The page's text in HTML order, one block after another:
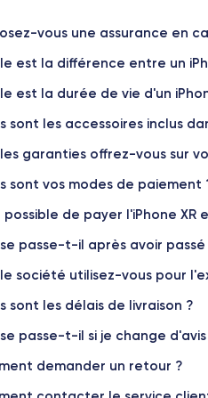
écrans plus grands, des cadres
de l'image ou l'autonomie
XR a introduit une nouvelle
du lancement de l'
une expérience plus fluide et
l' iPhone XR
a donc représenté
ont amélioré l'expérience
physiques de
allons examiner un peu plus en
de l'iPhone XR
vous une assurance en
est la différence entre un
est la durée de vie d'un
sont les accessoires inclus
garanties offrez-vous sur
sont vos modes de paiement
possible de payer l'iPhone XR
passe-t-il après avoir
société utilisez-vous pour
sont les délais de livraison ?
passe-t-il si je change
demander un retour ?